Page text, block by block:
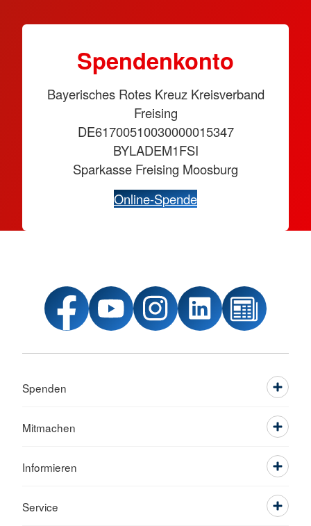
Spendenkonto
Bayerisches Rotes Kreuz Kreisverband
Freising
DE61700510030000015347
BYLADEM1FSI
Sparkasse Freising Moosburg
Online-Spende
Spenden
Mitmachen
Informieren
Service